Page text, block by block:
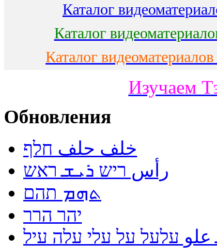
Каталог
Каталог
Каталог
Изучаем
Обновления
خلف حلف חלף
رأس ריש ܪܝܫ ראש
ܬܗܡ תהם
יהר הרר
עלעל על עלי עלה עיל